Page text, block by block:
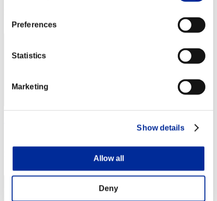
Preferences
Statistics
Marketing
Show details
Allow all
Deny
43